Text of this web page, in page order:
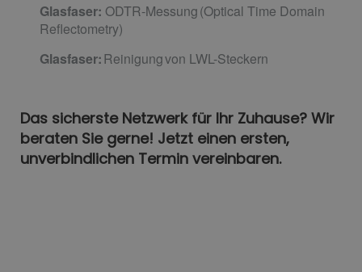
Glasfaser: ODTR-Messung (Optical Time Domain
Reflectometry)
Glasfaser:Reinigung von LWL-Steckern
Das sicherste Netzwerk für Ihr Zuhause? Wir
beraten Sie gerne! Jetzt einen ersten,
unverbindlichen Termin vereinbaren.